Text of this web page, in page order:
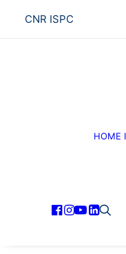
CNR ISPC
HOME